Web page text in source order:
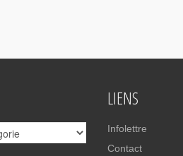
LIENS
Infolettre
Contact